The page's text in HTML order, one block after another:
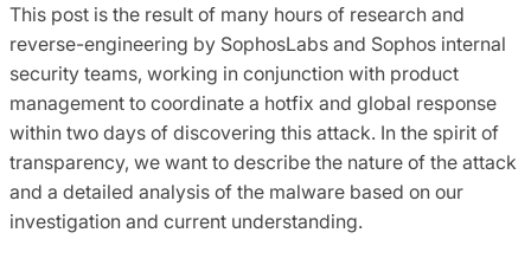
This post is the result of many hours of research and
reverse-engineering by SophosLabs and Sophos internal
security teams, working in conjunction with product
management to coordinate a hotfix and global response
within two days of discovering this attack. In the spirit of
transparency, we want to describe the nature of the attack
and a detailed analysis of the malware based on our
investigation and current understanding.